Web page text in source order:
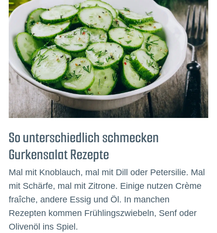
So unterschiedlich schmecken
Gurkensalat Rezepte
Mal mit Knoblauch, mal mit Dill oder Petersilie. Mal
mit Schärfe, mal mit Zitrone. Einige nutzen Crème
fraîche, andere Essig und Öl. In manchen
Rezepten kommen Frühlingszwiebeln, Senf oder
Olivenöl ins Spiel.